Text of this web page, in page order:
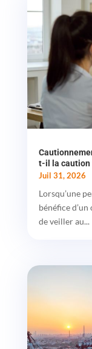
t-il la caution
Juil 31, 2026
Lorsqu’une
bénéfice
de veiller au...